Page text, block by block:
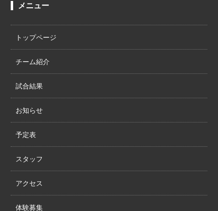
メニュー
トップページ
チーム紹介
試合結果
お知らせ
予定表
スタッフ
アクセス
体験募集